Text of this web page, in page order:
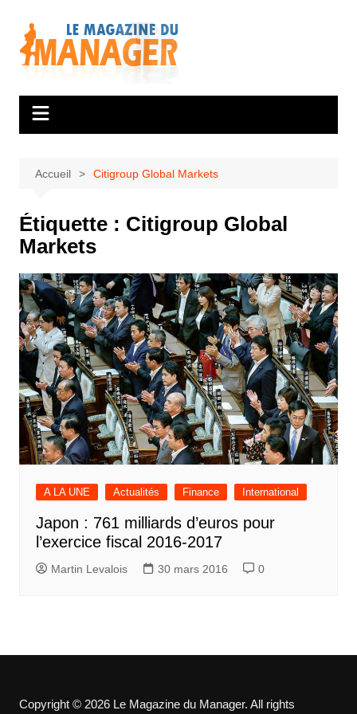
contenu
Accueil Citigroup Global Markets
Étiquette : Citigroup Global
Markets
A LA UNE Actualités Finance International
Japon : 761 milliards d’euros pour
l’exercice fiscal 2016-2017
Martin Levalois 30 mars 2016 0
Copyright © 2026 Le Magazine du Manager. All rights